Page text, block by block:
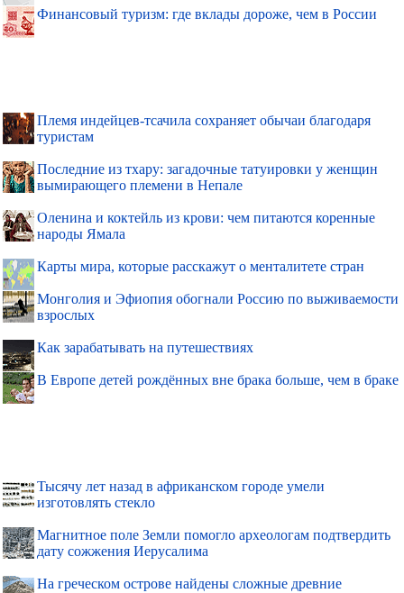
Финансовый туризм: где вклады дороже, чем в России
Племя индейцев-тсачила сохраняет обычаи благодаря
туристам
Последние из тхару: загадочные татуировки у женщин
вымирающего племени в Непале
Оленина и коктейль из крови: чем питаются коренные
народы Ямала
Карты мира, которые расскажут о менталитете стран
Монголия и Эфиопия обогнали Россию по выживаемости
взрослых
Как зарабатывать на путешествиях
В Европе детей рождённых вне брака больше, чем в браке
Тысячу лет назад в африканском городе умели
изготовлять стекло
Магнитное поле Земли помогло археологам подтвердить
дату сожжения Иерусалима
На греческом острове найдены сложные древние